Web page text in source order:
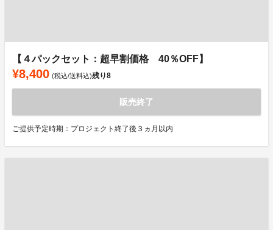
【４パックセット：超早割価格 40％OFF】
¥8,400 (税込/送料込)残り8
販売終了
ご提供予定時期：プロジェクト終了後３ヵ月以内